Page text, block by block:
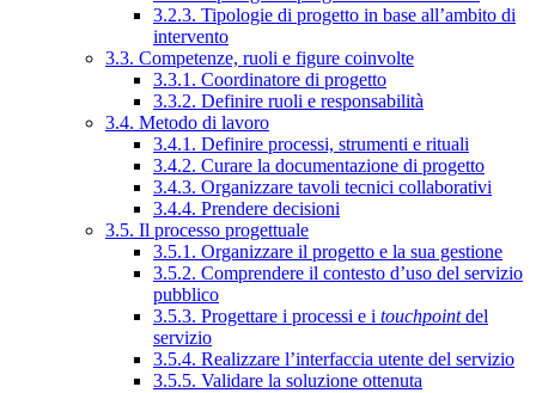
3.2.3. Tipologie di progetto in base all’ambito di
intervento
3.3. Competenze, ruoli e figure coinvolte
3.3.1. Coordinatore di progetto
3.3.2. Definire ruoli e responsabilità
3.4. Metodo di lavoro
3.4.1. Definire processi, strumenti e rituali
3.4.2. Curare la documentazione di progetto
3.4.3. Organizzare tavoli tecnici collaborativi
3.4.4. Prendere decisioni
3.5. Il processo progettuale
3.5.1. Organizzare il progetto e la sua gestione
3.5.2. Comprendere il contesto d’uso del servizio
pubblico
3.5.3. Progettare i processi e i touchpointdel
servizio
3.5.4. Realizzare l’interfaccia utente del servizio
3.5.5. Validare la soluzione ottenuta